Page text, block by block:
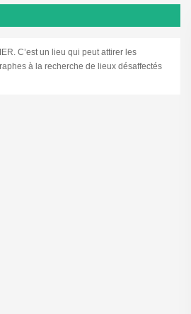
C’est un lieu qui peut attirer les
à la recherche de lieux désaffectés